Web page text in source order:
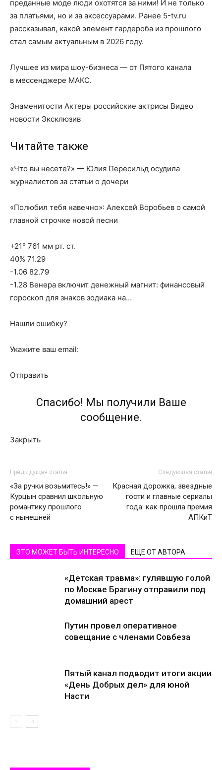
преданные моде люди охотятся за ними! И не только
за платьями, но и за аксессуарами. Ранее 5-tv.ru
рассказывал, какой элемент гардероба из прошлого
стал самым актуальным в 2026 году.
Лучшее из мира шоу-бизнеса — от Пятого канала
в мессенджере МАКС.
Знаменитости Актеры российские актрисы Видео
новости Эксклюзив
Читайте также
«Что вы несете?» — Юлия Пересильд осудила
журналистов за статьи о дочери
«Полюбил тебя навечно»: Алексей Воробьев о самой
главной строчке новой песни
+21° 761 мм рт. ст.
40% 71.29
-1.06 82.79
-1.28 Венера включит денежный магнит: финансовый
гороскоп для знаков зодиака на…
Нашли ошибку?
Укажите ваш email:
Отправить
Спасибо! Мы получили Ваше
сообщение.
Закрыть
Предыдущая статья
«За ручки возьмитесь!» —
Курцын сравнил школьную
романтику прошлого
с нынешней
Следующая статья
Красная дорожка, звездные
гости и главные сериалы
года: как прошла премия
АПКиТ
ЭТО МОЖЕТ БЫТЬ ИНТЕРЕСНО ЕЩЕ ОТ АВТОРА
«Детская травма»: гулявшую голой
по Москве Брагину отправили под
домашний арест
Путин провел оперативное
совещание с членами Совбеза
Пятый канал подводит итоги акции
«День Добрых дел» для юной
Насти